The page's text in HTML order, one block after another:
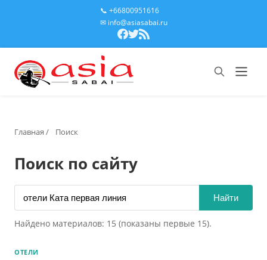
📞 +66800951616
✉ info@asiasabai.ru
Главная / Поиск
Поиск по сайту
Найти
Найдено материалов: 15 (показаны первые 15).
ОТЕЛИ